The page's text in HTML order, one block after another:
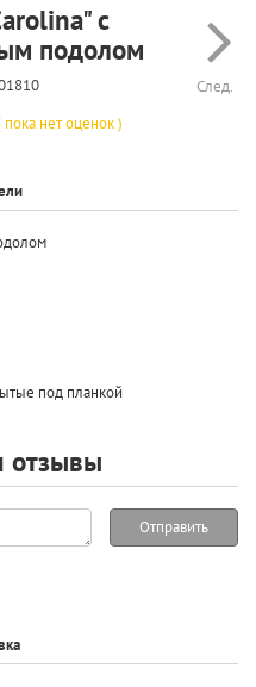
с
подолом
След.
пока нет оценок )
под планкой
отзывы
Отправить